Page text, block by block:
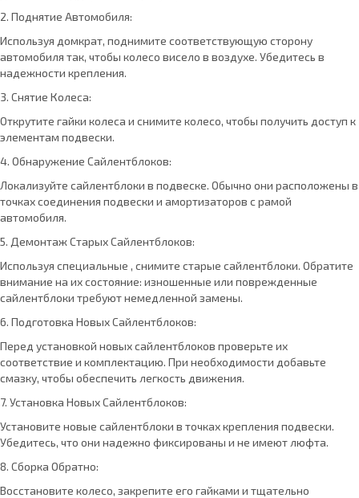
2. Поднятие Автомобиля:
Используя домкрат, поднимите соответствующую сторону
автомобиля так, чтобы колесо висело в воздухе. Убедитесь в
надежности крепления.
3. Снятие Колеса:
Открутите гайки колеса и снимите колесо, чтобы получить доступ к
элементам подвески.
4. Обнаружение Сайлентблоков:
Локализуйте сайлентблоки в подвеске. Обычно они расположены в
точках соединения подвески и амортизаторов с рамой
автомобиля.
5. Демонтаж Старых Сайлентблоков:
Используя специальные , снимите старые сайлентблоки. Обратите
внимание на их состояние: изношенные или поврежденные
сайлентблоки требуют немедленной замены.
6. Подготовка Новых Сайлентблоков:
Перед установкой новых сайлентблоков проверьте их
соответствие и комплектацию. При необходимости добавьте
смазку, чтобы обеспечить легкость движения.
7. Установка Новых Сайлентблоков:
Установите новые сайлентблоки в точках крепления подвески.
Убедитесь, что они надежно фиксированы и не имеют люфта.
8. Сборка Обратно:
Восстановите колесо, закрепите его гайками и тщательно